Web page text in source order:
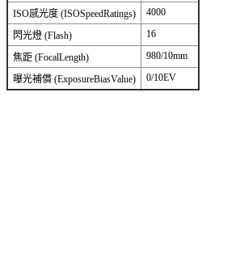
ISO感光度 (ISOSpeedRatings) 4000
閃光燈 (Flash) 16
焦距 (FocalLength) 980/10mm
曝光補償 (ExposureBiasValue) 0/10EV